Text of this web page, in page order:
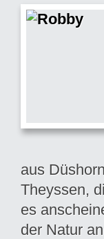
aus
Theyssen,
es
der Natur